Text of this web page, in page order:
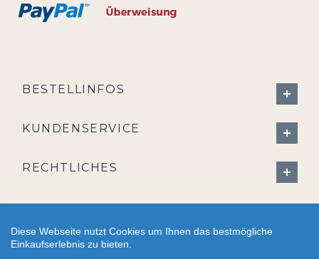
BESTELLINFOS
KUNDENSERVICE
RECHTLICHES
Diese Webseite nutzt Cookies um Ihnen das bestmögliche
Einkaufserlebnis zu bieten.